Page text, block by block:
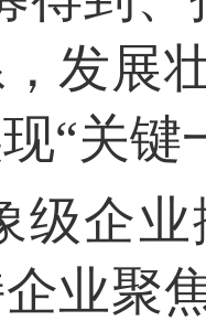
发展
“关键
级企
业聚